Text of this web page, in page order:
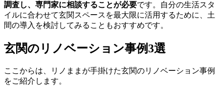
調査し、専門家に相談することが必要です。自分の生活スタ
イルに合わせて玄関スペースを最大限に活用するために、土
間の導入を検討してみることもおすすめです。
玄関のリノベーション事例3選
ここからは、リノままが手掛けた玄関のリノベーション事例
をご紹介します。